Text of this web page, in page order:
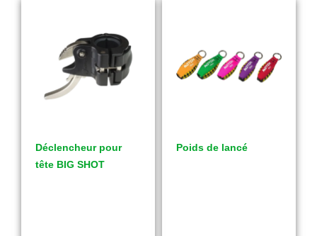
Déclencheur pour
tête BIG SHOT
Poids de lancé